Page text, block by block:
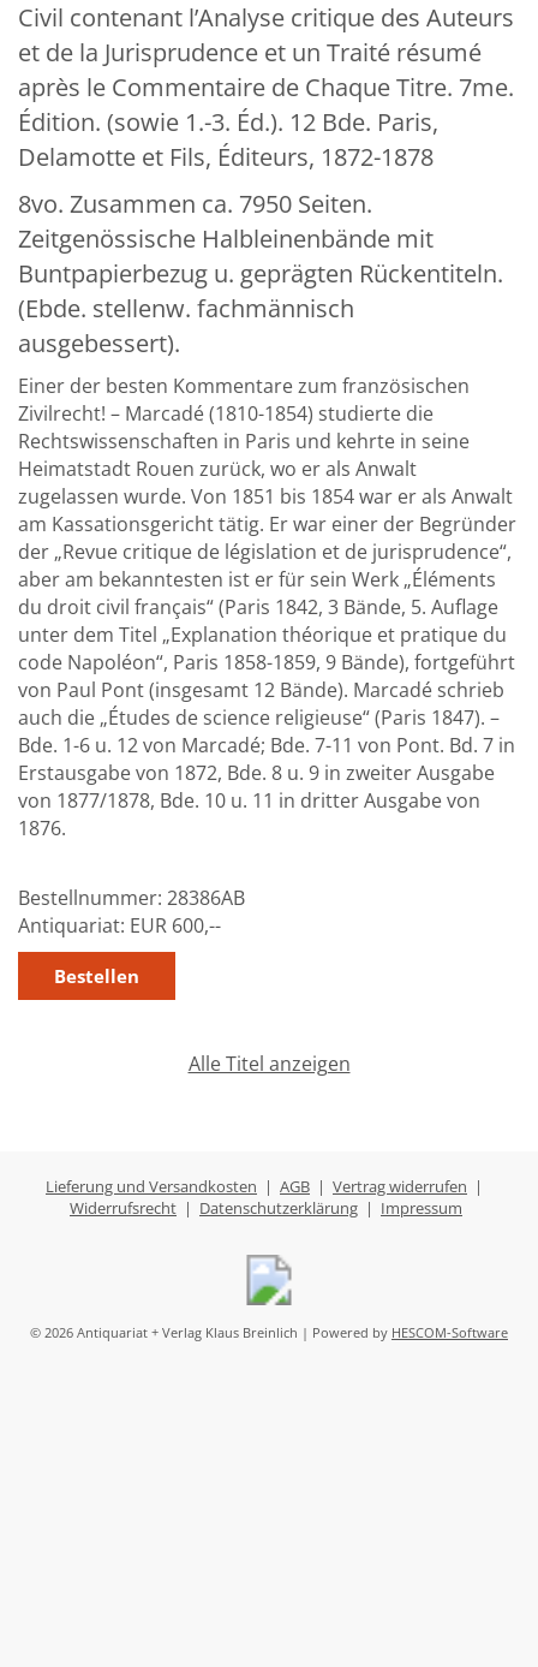
Civil contenant l’Analyse critique des Auteurs
et de la Jurisprudence et un Traité résumé
après le Commentaire de Chaque Titre. 7me.
Édition. (sowie 1.-3. Éd.). 12 Bde. Paris,
Delamotte et Fils, Éditeurs, 1872-1878
8vo. Zusammen ca. 7950 Seiten.
Zeitgenössische Halbleinenbände mit
Buntpapierbezug u. geprägten Rückentiteln.
(Ebde. stellenw. fachmännisch
ausgebessert).
Einer der besten Kommentare zum französischen
Zivilrecht! – Marcadé (1810-1854) studierte die
Rechtswissenschaften in Paris und kehrte in seine
Heimatstadt Rouen zurück, wo er als Anwalt
zugelassen wurde. Von 1851 bis 1854 war er als Anwalt
am Kassationsgericht tätig. Er war einer der Begründer
der „Revue critique de législation et de jurisprudence“,
aber am bekanntesten ist er für sein Werk „Éléments
du droit civil français“ (Paris 1842, 3 Bände, 5. Auflage
unter dem Titel „Explanation théorique et pratique du
code Napoléon“, Paris 1858-1859, 9 Bände), fortgeführt
von Paul Pont (insgesamt 12 Bände). Marcadé schrieb
auch die „Études de science religieuse“ (Paris 1847). –
Bde. 1-6 u. 12 von Marcadé; Bde. 7-11 von Pont. Bd. 7 in
Erstausgabe von 1872, Bde. 8 u. 9 in zweiter Ausgabe
von 1877/1878, Bde. 10 u. 11 in dritter Ausgabe von
1876.
Bestellnummer: 28386AB
Antiquariat: EUR 600,--
Alle Titel anzeigen
Lieferung und Versandkosten | AGB | Vertrag widerrufen |
Widerrufsrecht | Datenschutzerklärung | Impressum
© 2026 Antiquariat + Verlag Klaus Breinlich | Powered by HESCOM-Software